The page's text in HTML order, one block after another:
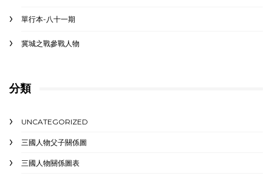
單行本-八十一期
冀城之戰參戰人物
分類
UNCATEGORIZED
三國人物父子關係圖
三國人物關係圖表